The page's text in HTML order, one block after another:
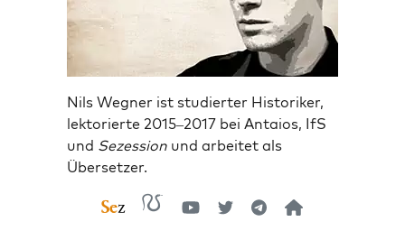
Nils Wegner ist studierter Historiker,
lektorierte 2015–2017 bei Antaios, IfS
und Sezession und arbeitet als
Übersetzer.